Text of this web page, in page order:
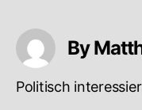
By
Politisch